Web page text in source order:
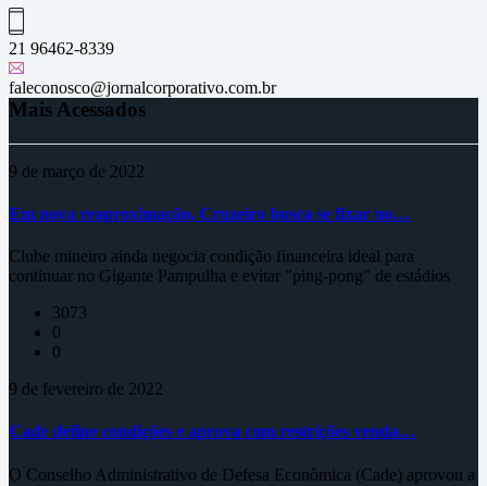
21 96462-8339
faleconosco@jornalcorporativo.com.br
Mais Acessados
9 de março de 2022
Em nova reaproximação, Cruzeiro busca se fixar no…
Clube mineiro ainda negocia condição financeira ideal para
continuar no Gigante Pampulha e evitar "ping-pong" de estádios
3073
0
0
9 de fevereiro de 2022
Cade define condições e aprova com restrições venda…
O Conselho Administrativo de Defesa Econômica (Cade) aprovou a